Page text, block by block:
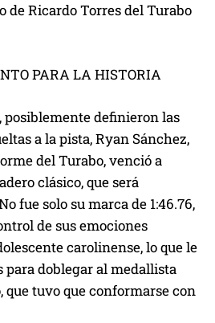
de Ricardo Torres del Turabo
PARA LA HISTORIA
posiblemente definieron las
a la pista, Ryan Sánchez,
del Turabo, venció a
clásico, que será
fue solo su marca de 1:46.76,
de sus emociones
carolinense, lo que le
doblegar al medallista
que tuvo que conformarse con